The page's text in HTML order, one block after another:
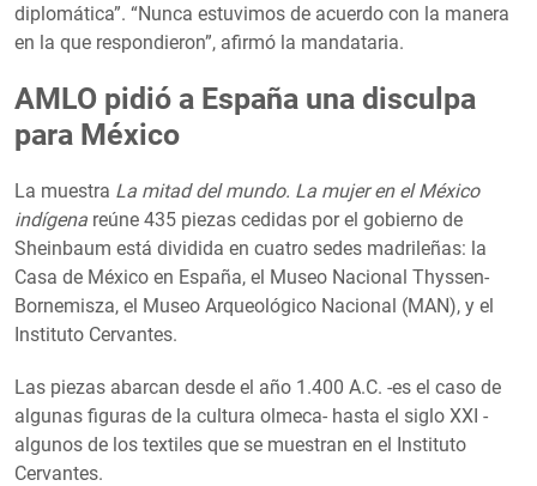
diplomática”. “Nunca estuvimos de acuerdo con la manera
en la que respondieron”, afirmó la mandataria.
AMLO pidió a España una disculpa
para México
La muestra La mitad del mundo. La mujer en el México
indígena reúne 435 piezas cedidas por el gobierno de
Sheinbaum está dividida en cuatro sedes madrileñas: la
Casa de México en España, el Museo Nacional Thyssen-
Bornemisza, el Museo Arqueológico Nacional (MAN), y el
Instituto Cervantes.
Las piezas abarcan desde el año 1.400 A.C. -es el caso de
algunas figuras de la cultura olmeca- hasta el siglo XXI -
algunos de los textiles que se muestran en el Instituto
Cervantes.